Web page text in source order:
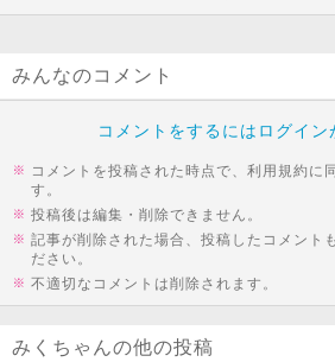
みんなのコメント
コメントをするにはログイン
コメントを投稿された時点で、利用規約に
す。
投稿後は編集・削除できません。
記事が削除された場合、投稿したコメント
ださい。
不適切なコメントは削除されます。
みくちゃんの他の投稿